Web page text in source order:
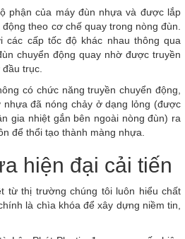
phận của máy đùn nhựa và được lắp
theo cơ chế quay trong nòng đùn.
các cấp tốc độ khác nhau thông qua
chuyển động quay nhờ được truyền
trục.
có chức năng truyền chuyển động,
nhựa đã nóng chảy ở dạng lỏng (được
gia nhiệt gắn bên ngoài nòng đùn) ra
để thổi tạo thành màng nhựa.
hiện đại cải tiến
từ thị trường chúng tôi luôn hiểu chất
là chìa khóa để xây dựng niềm tin,